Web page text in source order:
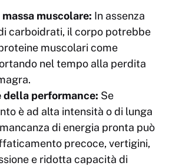
muscolare: In assenza
carboidrati, il corpo potrebbe
muscolari come
nel tempo alla perdita
della performance: Se
è ad alta intensità o di lunga
di energia pronta può
precoce, vertigini,
e ridotta capacità di